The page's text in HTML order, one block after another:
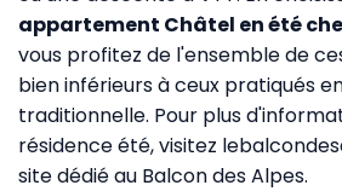
appartement Châtel en été
vous profitez de l'ensemble de
bien inférieurs à ceux pratiqués
traditionnelle. Pour plus
résidence été, visitez
site dédié au Balcon des Alpes.